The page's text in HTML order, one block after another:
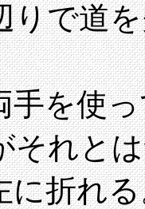
りで道
を使っ
それと
に折れ